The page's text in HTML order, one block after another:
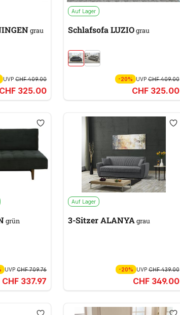
grau
UVPCHF 409.00
CHF 325.00
Auf Lager
Schlafsofa LUZIOgrau
-20% UVPCHF 409.00
CHF 325.00
grün
UVPCHF 709.76
CHF 337.97
Auf Lager
3-Sitzer ALANYAgrau
-20% UVPCHF 439.00
CHF 349.00